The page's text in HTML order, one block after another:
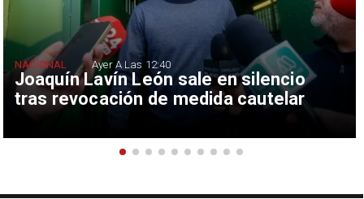
Joaquín Lavín León sale en silencio
tras revocación de medida cautelar
NACIONAL Ayer A Las 12:40